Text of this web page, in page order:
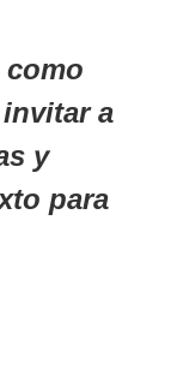
como
a
y
para